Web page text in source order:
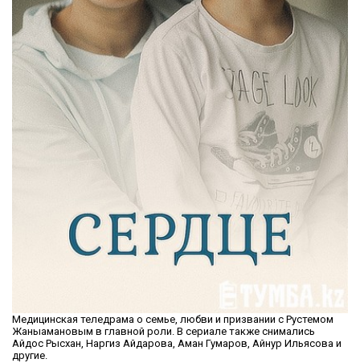
Медицинская теледрама о семье, любви и призвании с Рустемом
Жаныамановым в главной роли. В сериале также снимались
Айдос Рысхан, Наргиз Айдарова, Аман Гумаров, Айнур Ильясова и
другие.